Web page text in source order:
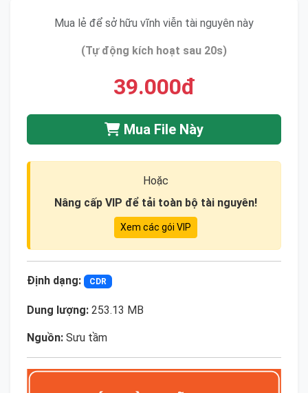
Mua lẻ để sở hữu vĩnh viễn tài nguyên này
(Tự động kích hoạt sau 20s)
39.000đ
Mua File Này
Hoặc
Nâng cấp VIP để tải toàn bộ tài nguyên!
Xem các gói VIP
Định dạng: CDR
Dung lượng: 253.13 MB
Nguồn: Sưu tầm